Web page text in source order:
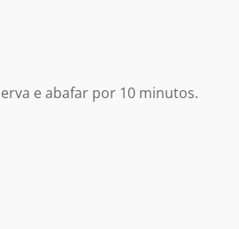
e abafar por 10 minutos.